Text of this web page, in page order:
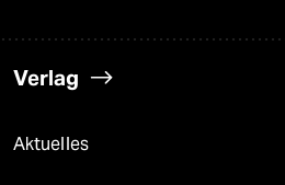
Verlag
Aktuelles